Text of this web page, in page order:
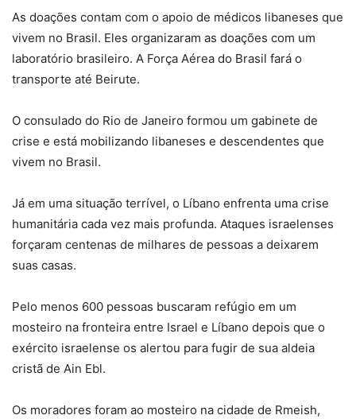
As doações contam com o apoio de médicos libaneses que
vivem no Brasil. Eles organizaram as doações com um
laboratório brasileiro. A Força Aérea do Brasil fará o
transporte até Beirute.
O consulado do Rio de Janeiro formou um gabinete de
crise e está mobilizando libaneses e descendentes que
vivem no Brasil.
Já em uma situação terrível, o Líbano enfrenta uma crise
humanitária cada vez mais profunda. Ataques israelenses
forçaram centenas de milhares de pessoas a deixarem
suas casas.
Pelo menos 600 pessoas buscaram refúgio em um
mosteiro na fronteira entre Israel e Líbano depois que o
exército israelense os alertou para fugir de sua aldeia
cristã de Ain Ebl.
Os moradores foram ao mosteiro na cidade de Rmeish,